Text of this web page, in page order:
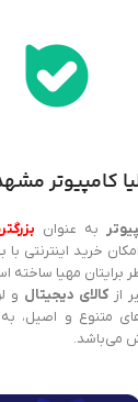
کامپیوتر
به عنوان
خرید اینترنتی
برایتان مهیا
ازکالای دیجیتال و ل
متنوع و اصیل،
می‌باشد.